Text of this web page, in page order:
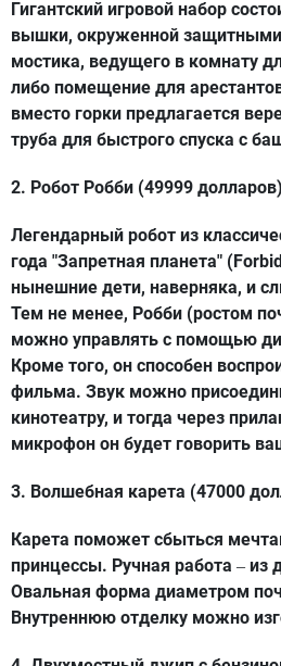
Гигантский игровой набор
вышки, окруженной
мостика, ведущего в комнату
либо помещение для
вместо горки предлагается
труба для быстрого спуска с
2. Робот Робби (49999 долларов)
Легендарный робот из
года "Запретная планета"
нынешние дети, наверняка, и
Тем не менее, Робби (ростом
можно управлять с помощью
Кроме того, он способен
фильма. Звук можно
кинотеатру, и тогда через
микрофон он будет говорить
3. Волшебная карета (47000
Карета поможет сбыться
принцессы. Ручная работа – из
Овальная форма диаметром
Внутреннюю отделку можно